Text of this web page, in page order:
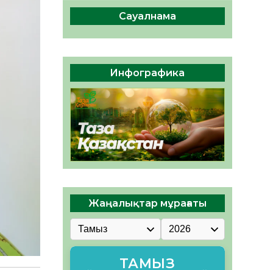
Руслан Рүстемұлы облыс
әкімінің кеңесшісі болып
тағайындалды
05.08.2026
43 0
Сауалнама
Инфографика
Жаңалықтар мұрағаты
ТАМЫЗ